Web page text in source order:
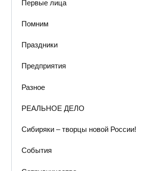
Первые лица
Помним
Праздники
Предприятия
Разное
РЕАЛЬНОЕ ДЕЛО
Сибиряки – творцы новой России!
События